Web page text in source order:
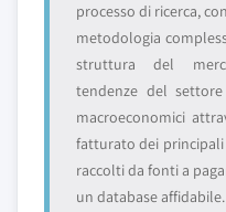
processo di ricerca,
metodologia
struttura del
tendenze del
macroeconomici
fatturato dei
raccolti da fonti a
un database